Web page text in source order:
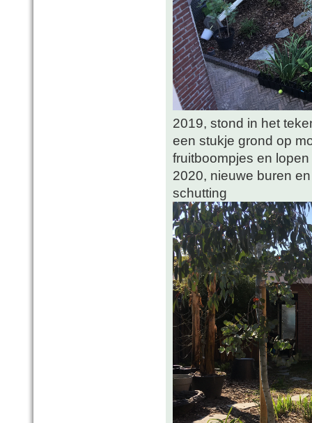
2019, stond in het
een stukje grond op
fruitboompjes en
2020, nieuwe buren
schutting